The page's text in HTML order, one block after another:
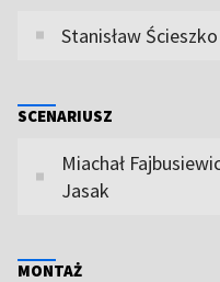
Stanisław Ścieszko
SCENARIUSZ
Miachał
Jasak
MONTAŻ